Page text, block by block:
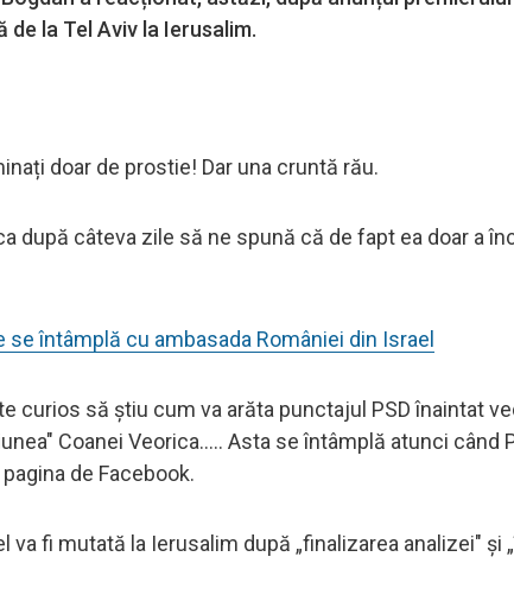
la Tel Aviv la Ierusalim.
doar de prostie! Dar una cruntă rău.
după câteva zile să ne spună că de fapt ea doar a
se întâmplă cu ambasada României din Israel
curios să știu cum va arăta punctajul PSD înaintat
Coanei Veorica..... Asta se întâmplă atunci când
de Facebook.
fi mutată la Ierusalim după „finalizarea analizei" şi